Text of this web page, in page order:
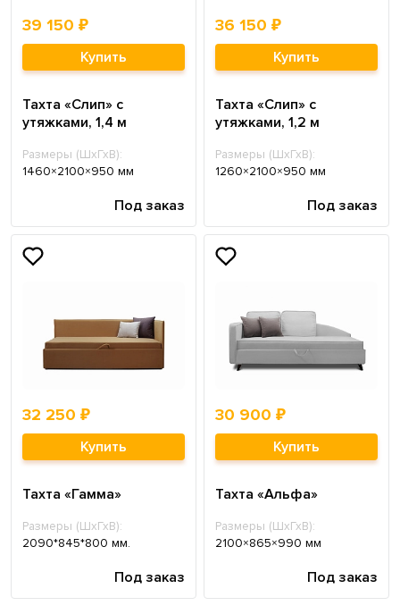
39 150 ₽
Купить
Тахта «Слип» с
утяжками, 1,4 м
Размеры (ШхГхВ):
1460×2100×950 мм
Под заказ
36 150 ₽
Купить
Тахта «Слип» с
утяжками, 1,2 м
Размеры (ШхГхВ):
1260×2100×950 мм
Под заказ
32 250 ₽
Купить
Тахта «Гамма»
Размеры (ШхГхВ):
2090*845*800 мм.
Под заказ
30 900 ₽
Купить
Тахта «Альфа»
Размеры (ШхГхВ):
2100×865×990 мм
Под заказ